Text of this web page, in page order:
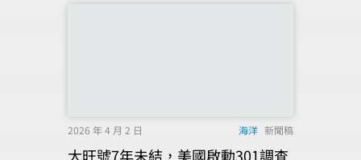
2026 年 4 月 2 日 海洋 新聞稿
大旺號7年未結，美國啟動301調查